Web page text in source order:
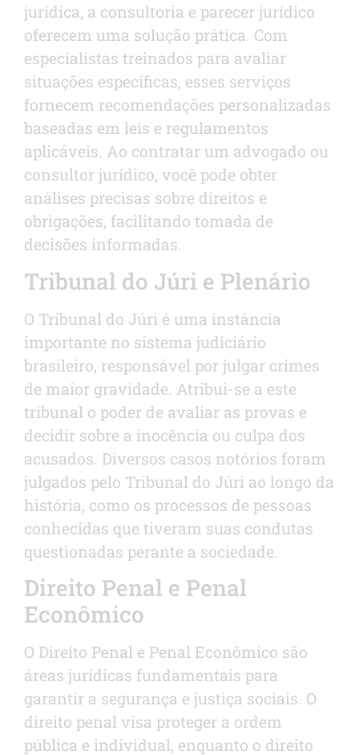
jurídica, a consultoria e parecer jurídico
oferecem uma solução prática. Com
especialistas treinados para avaliar
situações específicas, esses serviços
fornecem recomendações personalizadas
baseadas em leis e regulamentos
aplicáveis. Ao contratar um advogado ou
consultor jurídico, você pode obter
análises precisas sobre direitos e
obrigações, facilitando tomada de
decisões informadas.
Tribunal do Júri e Plenário
O Tribunal do Júri é uma instância
importante no sistema judiciário
brasileiro, responsável por julgar crimes
de maior gravidade. Atribui-se a este
tribunal o poder de avaliar as provas e
decidir sobre a inocência ou culpa dos
acusados. Diversos casos notórios foram
julgados pelo Tribunal do Júri ao longo da
história, como os processos de pessoas
conhecidas que tiveram suas condutas
questionadas perante a sociedade.
Direito Penal e Penal
Econômico
O Direito Penal e Penal Econômico são
áreas jurídicas fundamentais para
garantir a segurança e justiça sociais. O
direito penal visa proteger a ordem
pública e individual, enquanto o direito